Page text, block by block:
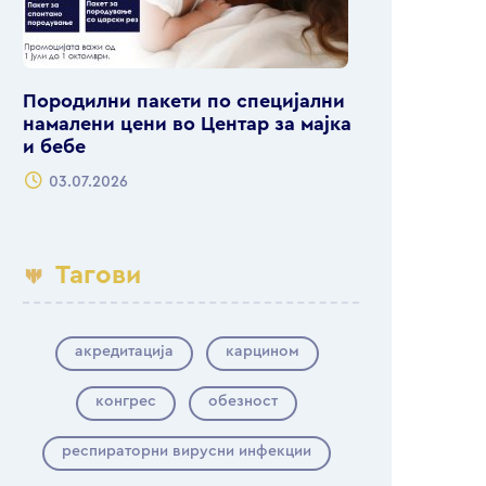
Породилни пакети по специјални
намалени цени во Центар за мајка
и бебе
03.07.2026
Тагови
акредитација карцином
конгрес обезност
респираторни вирусни инфекции